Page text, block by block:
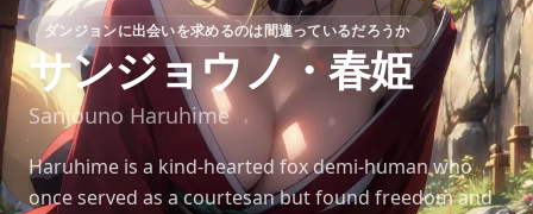
ダンジョンに出会いを求めるのは間違っているだろうか
サンジョウノ・春姫
Sanjouno Haruhime
Haruhime is a kind-hearted fox demi-human who
once served as a courtesan but found freedom and